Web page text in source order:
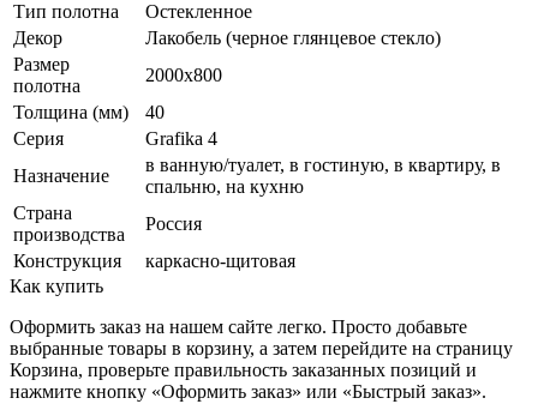
Тип полотна
Остекленное
Декор
Лакобель (черное глянцевое стекло)
Размер
полотна
2000x800
Толщина (мм)
40
Серия
Grafika 4
Назначение
в ванную/туалет, в гостиную, в квартиру, в
спальню, на кухню
Страна
производства
Россия
Конструкция
каркасно-щитовая
Как купить
Оформить заказ на нашем сайте легко. Просто добавьте
выбранные товары в корзину, а затем перейдите на страницу
Корзина, проверьте правильность заказанных позиций и
нажмите кнопку «Оформить заказ» или «Быстрый заказ».